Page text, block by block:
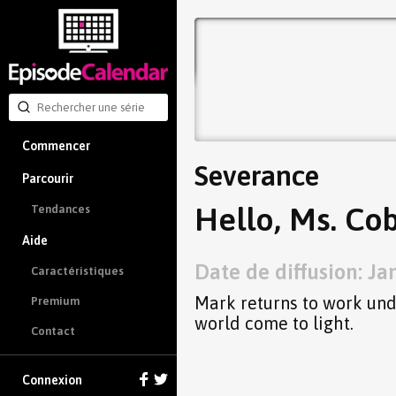
Commencer
Parcourir
Tendances
Aide
Caractéristiques
Premium
Contact
Connexion
Severance
Hello, Ms.
Date de diffusion:
Mark returns to work
world come to light.